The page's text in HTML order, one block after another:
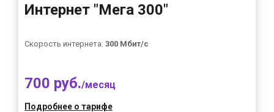
Интернет "Мега 300"
Скорость интернета: 300 Мбит/с
700 руб./месяц
Подробнее о тарифе